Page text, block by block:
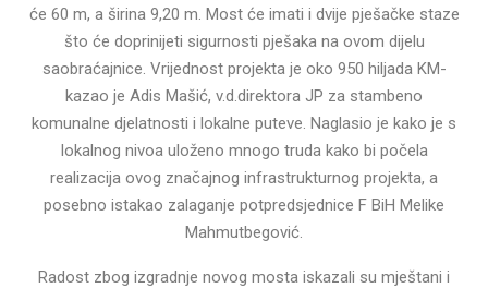
će 60 m, a širina 9,20 m. Most će imati i dvije pješačke staze
što će doprinijeti sigurnosti pješaka na ovom dijelu
saobraćajnice. Vrijednost projekta je oko 950 hiljada KM-
kazao je Adis Mašić, v.d.direktora JP za stambeno
komunalne djelatnosti i lokalne puteve. Naglasio je kako je s
lokalnog nivoa uloženo mnogo truda kako bi počela
realizacija ovog značajnog infrastrukturnog projekta, a
posebno istakao zalaganje potpredsjednice F BiH Melike
Mahmutbegović.
Radost zbog izgradnje novog mosta iskazali su mještani i